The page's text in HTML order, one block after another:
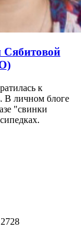
Сябитовой
к
В личном блоге
"свинки
2728